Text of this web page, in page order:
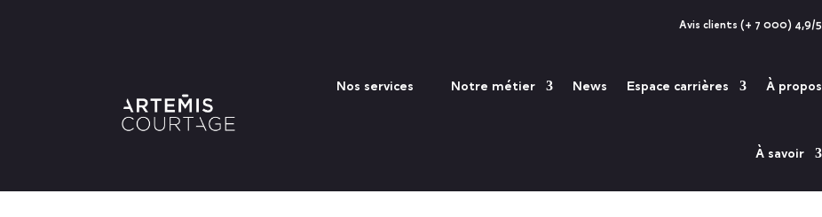
Avis clients (+ 7 000) 4,9/5
Nos services Notre métier News Espace carrières À propos
À savoir